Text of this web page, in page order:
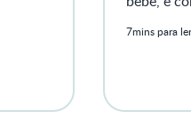
7mins para ler